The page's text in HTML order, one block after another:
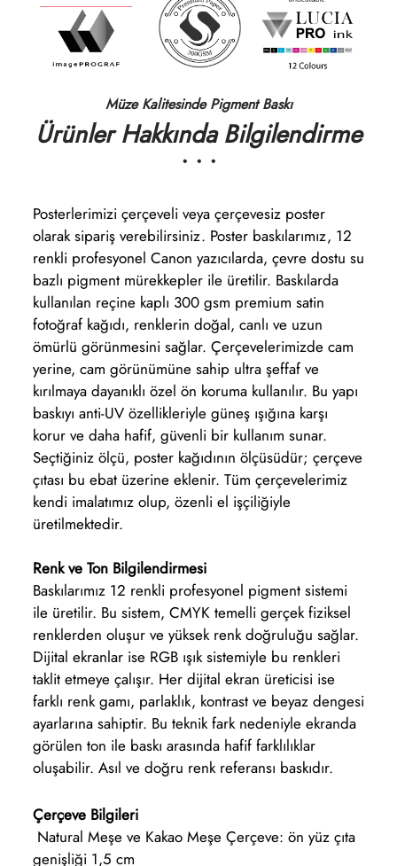
Müze Kalitesinde Pigment Baskı
Ürünler Hakkında Bilgilendirme
• • •
Posterlerimizi çerçeveli veya çerçevesiz poster
olarak sipariş verebilirsiniz. Poster baskılarımız, 12
renkli profesyonel Canon yazıcılarda, çevre dostu su
bazlı pigment mürekkepler ile üretilir. Baskılarda
kullanılan reçine kaplı 300 gsm premium satin
fotoğraf kağıdı, renklerin doğal, canlı ve uzun
ömürlü görünmesini sağlar. Çerçevelerimizde cam
yerine, cam görünümüne sahip ultra şeffaf ve
kırılmaya dayanıklı özel ön koruma kullanılır. Bu yapı
baskıyı anti-UV özellikleriyle güneş ışığına karşı
korur ve daha hafif, güvenli bir kullanım sunar.
Seçtiğiniz ölçü, poster kağıdının ölçüsüdür; çerçeve
çıtası bu ebat üzerine eklenir. Tüm çerçevelerimiz
kendi imalatımız olup, özenli el işçiliğiyle
üretilmektedir.
Renk ve Ton Bilgilendirmesi
Baskılarımız 12 renkli profesyonel pigment sistemi
ile üretilir. Bu sistem, CMYK temelli gerçek fiziksel
renklerden oluşur ve yüksek renk doğruluğu sağlar.
Dijital ekranlar ise RGB ışık sistemiyle bu renkleri
taklit etmeye çalışır. Her dijital ekran üreticisi ise
farklı renk gamı, parlaklık, kontrast ve beyaz dengesi
ayarlarına sahiptir. Bu teknik fark nedeniyle ekranda
görülen ton ile baskı arasında hafif farklılıklar
oluşabilir. Asıl ve doğru renk referansı baskıdır.
Çerçeve Bilgileri
Natural Meşe ve Kakao Meşe Çerçeve: ön yüz çıta
genişliği 1,5 cm